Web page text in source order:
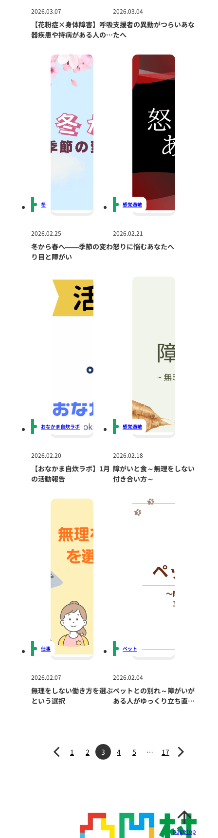
2026.03.07
【花粉症×身体障害】呼吸
器疾患や持病がある人の春
2026.03.04
支援者の異動がつらいあな
たへ
2026.02.25
冬から春へ――季節の変わ
り目と障がい
冬
2026.02.21
怒りに悩むあなたへ
感覚過敏
2026.02.20
【おなかま自炊ラボ】1月
の活動報告
おなかま自炊ラボ
2026.02.18
障がいと食～無理をしない
付き合い方～
感覚過敏
2026.02.07
無理をしない働き方を選ぶ
という選択
仕事
2026.02.04
ペットとの別れ～障がいが
ある人がゆっくり立ち直る
ペット
ペ
ャ
ー
< 1 2 3 4 5 … 17 >
pagetop